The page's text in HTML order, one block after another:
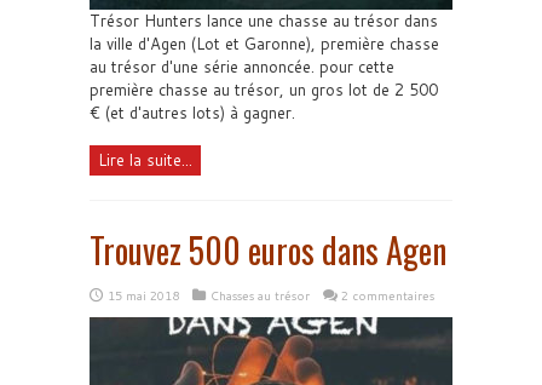
Trésor Hunters lance une chasse au trésor dans
la ville d'Agen (Lot et Garonne), première chasse
au trésor d'une série annoncée. pour cette
première chasse au trésor, un gros lot de 2 500
€ (et d'autres lots) à gagner.
Lire la suite...
Trouvez 500 euros dans Agen
15 mai 2018 Chasses au trésor 2 commentaires